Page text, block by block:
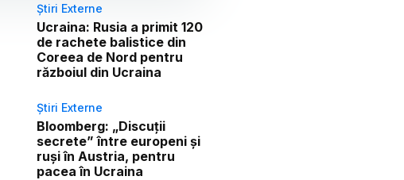
Știri Externe
Ucraina: Rusia a primit 120
de rachete balistice din
Coreea de Nord pentru
războiul din Ucraina
Știri Externe
Bloomberg: „Discuții
secrete” între europeni și
ruși în Austria, pentru
pacea în Ucraina